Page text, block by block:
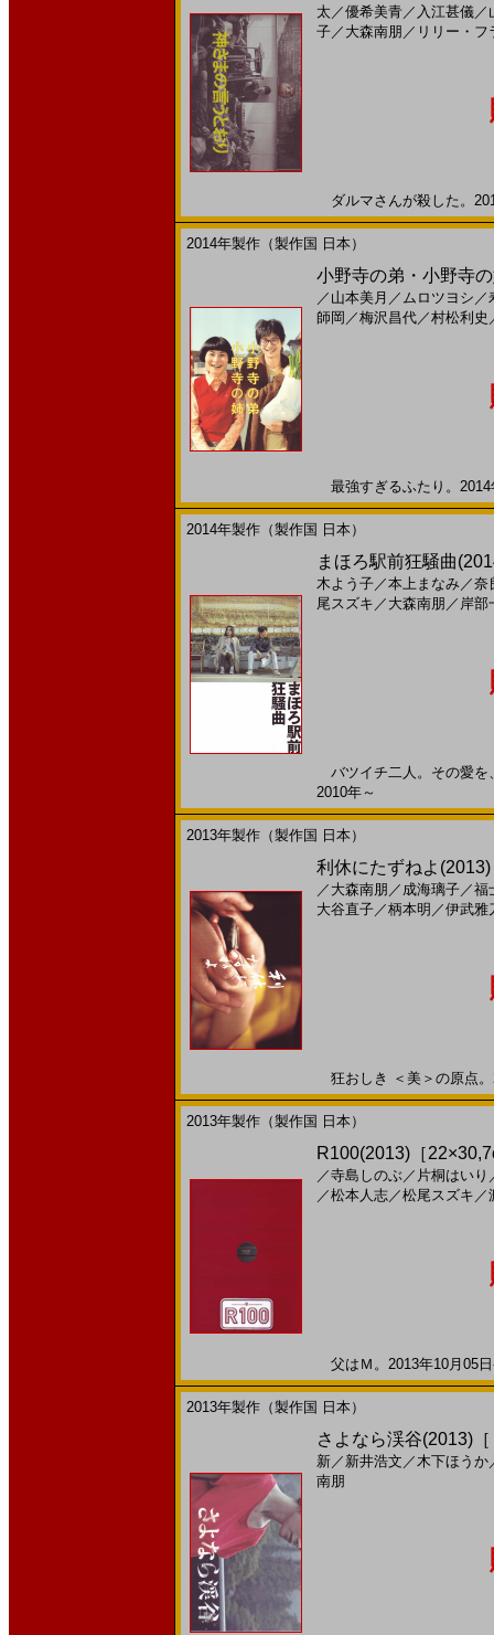
太 ／優希美青／ 入江甚儀／
子／ 大森南朋 ／ リリー・フ
ダルマさんが殺した。
2014年製作（製作国 日本）
小野寺の弟・小野寺
／ 山本美月 ／ ムロツヨシ ／
師岡 ／梅沢昌代／村松利史
最強すぎるふたり。
2014年製作（製作国 日本）
まほろ駅前狂騒曲
木よう子／本上まなみ／奈
尾スズキ ／ 大森南朋 ／ 岸部
バツイチ二人。その愛
2010年～
2013年製作（製作国 日本）
利休にたずねよ
／ 大森南朋 ／ 成海璃子／福
大谷直子／柄本明 ／伊武雅
狂おしき ＜美＞の原点
2013年製作（製作国 日本）
R100(2013)［
／寺島しのぶ／ 片桐はいり
／松本人志／松尾スズキ ／
父はＭ。2013年10月05
2013年製作（製作国 日本）
さよなら渓谷(2013)
新／ 新井浩文 ／木下ほうか
南朋